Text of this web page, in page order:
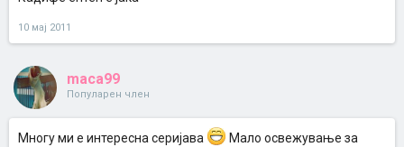
10 мај 2011
maca99
Популарен член
Mногу ми е интересна серијава
Мало освежување за